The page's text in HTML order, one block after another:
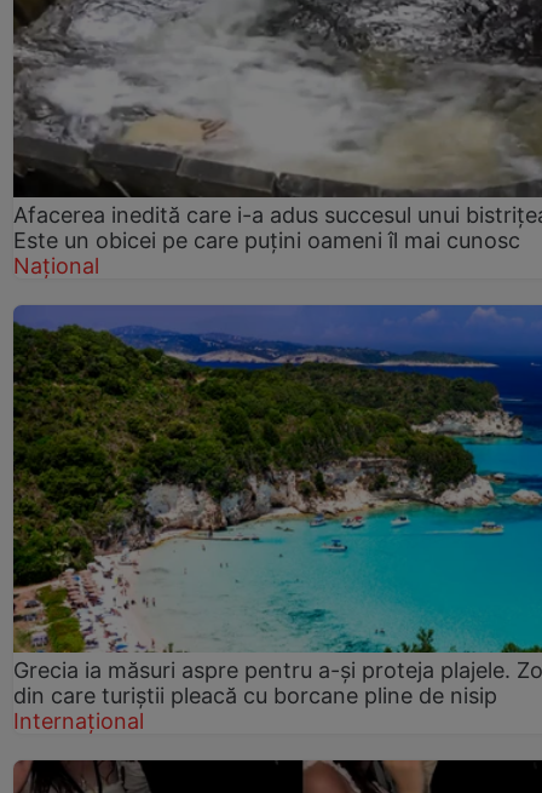
Afacerea inedită care i-a adus succesul unui
Este un obicei pe care puțini oameni îl mai cunosc
Național
Grecia ia măsuri aspre pentru a-și proteja plajele.
din care turiștii pleacă cu borcane pline de nisip
Internațional